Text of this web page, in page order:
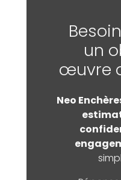
un
œuvre
Neo